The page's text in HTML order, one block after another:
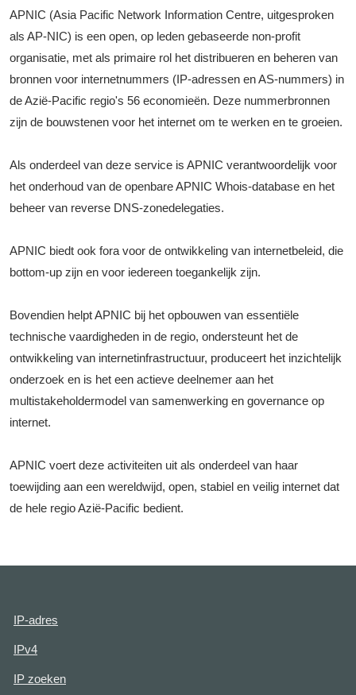
APNIC (Asia Pacific Network Information Centre, uitgesproken
als AP-NIC) is een open, op leden gebaseerde non-profit
organisatie, met als primaire rol het distribueren en beheren van
bronnen voor internetnummers (IP-adressen en AS-nummers) in
de Azië-Pacific regio's 56 economieën. Deze nummerbronnen
zijn de bouwstenen voor het internet om te werken en te groeien.
Als onderdeel van deze service is APNIC verantwoordelijk voor
het onderhoud van de openbare APNIC Whois-database en het
beheer van reverse DNS-zonedelegaties.
APNIC biedt ook fora voor de ontwikkeling van internetbeleid, die
bottom-up zijn en voor iedereen toegankelijk zijn.
Bovendien helpt APNIC bij het opbouwen van essentiële
technische vaardigheden in de regio, ondersteunt het de
ontwikkeling van internetinfrastructuur, produceert het inzichtelijk
onderzoek en is het een actieve deelnemer aan het
multistakeholdermodel van samenwerking en governance op
internet.
APNIC voert deze activiteiten uit als onderdeel van haar
toewijding aan een wereldwijd, open, stabiel en veilig internet dat
de hele regio Azië-Pacific bedient.
IP-adres
IPv4
IP zoeken